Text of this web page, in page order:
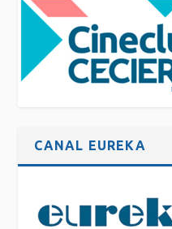
CANAL EUREKA